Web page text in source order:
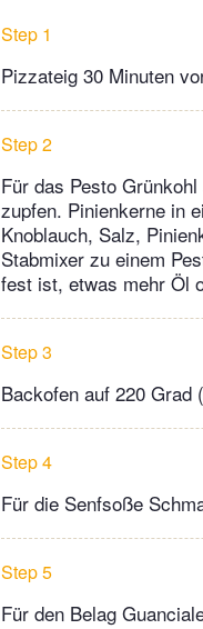
Step 1
Pizzateig 30 Minuten
Step 2
Für das Pesto
zupfen. Pinienkerne in
Knoblauch, Salz,
Stabmixer zu einem
fest ist, etwas mehr Öl
Step 3
Backofen auf 220 Grad
Step 4
Für die Senfsoße
Step 5
Für den Belag